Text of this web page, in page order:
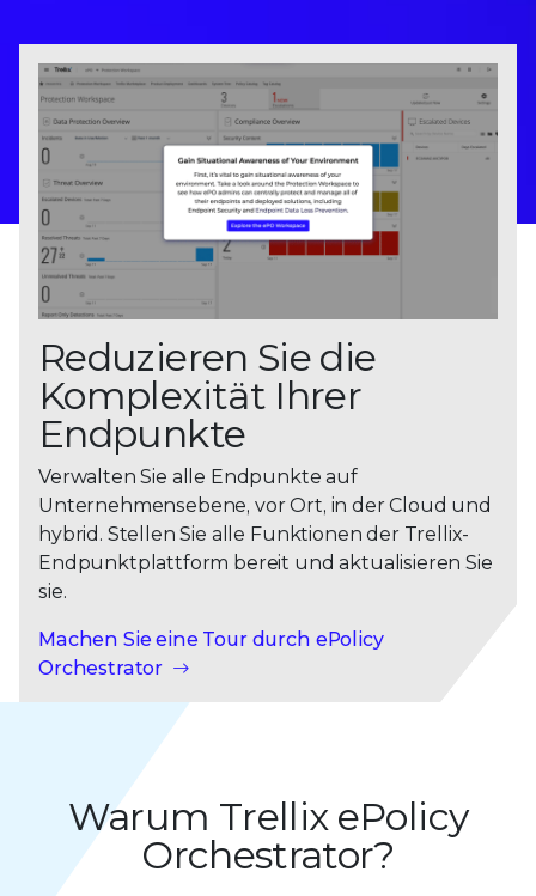
Reduzieren Sie die
Komplexität Ihrer
Endpunkte
Verwalten Sie alle Endpunkte auf
Unternehmensebene, vor Ort, in der Cloud und
hybrid. Stellen Sie alle Funktionen der Trellix-
Endpunktplattform bereit und aktualisieren Sie
sie.
Machen Sie eine Tour durch ePolicy
Orchestrator
Warum Trellix ePolicy
Orchestrator?